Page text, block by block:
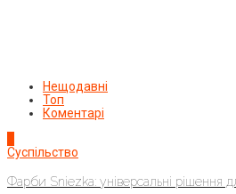
Нещодавні
Топ
Коментарі
Суспільство
Фарби Sniezka: універсальні рішення